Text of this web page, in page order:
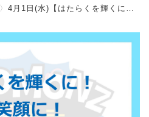
〉4月1日(水)【はたらくを輝くに！自分笑顔に！GOGOMONZ仕事のおはなし】